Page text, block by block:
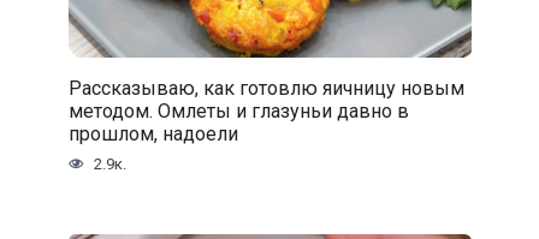
Рассказываю, как готовлю яичницу новым
методом. Омлеты и глазуньи давно в
прошлом, надоели
2.9к.